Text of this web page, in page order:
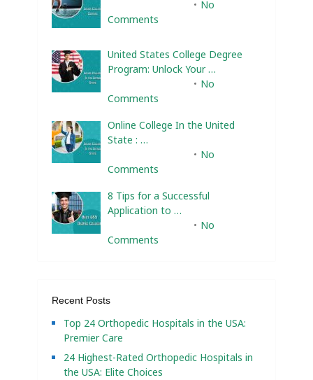
No
Comments
United States College Degree
Program: Unlock Your …
No
Comments
Online College In the United
State : …
No
Comments
8 Tips for a Successful
Application to …
No
Comments
Recent Posts
Top 24 Orthopedic Hospitals in the USA:
Premier Care
24 Highest-Rated Orthopedic Hospitals in
the USA: Elite Choices